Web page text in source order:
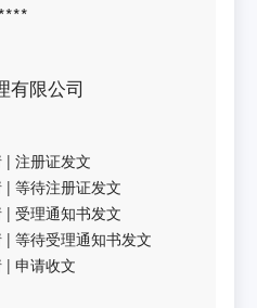
有限公司
|注册证发文
|等待注册证发文
|受理通知书发文
|等待受理通知书发文
|申请收文